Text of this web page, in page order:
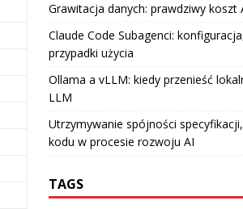
Grawitacja danych: prawdziwy koszt
Claude Code Subagenci:
przypadki użycia
Ollama a vLLM: kiedy przenieść
LLM
Utrzymywanie spójności
kodu w procesie rozwoju AI
TAGS